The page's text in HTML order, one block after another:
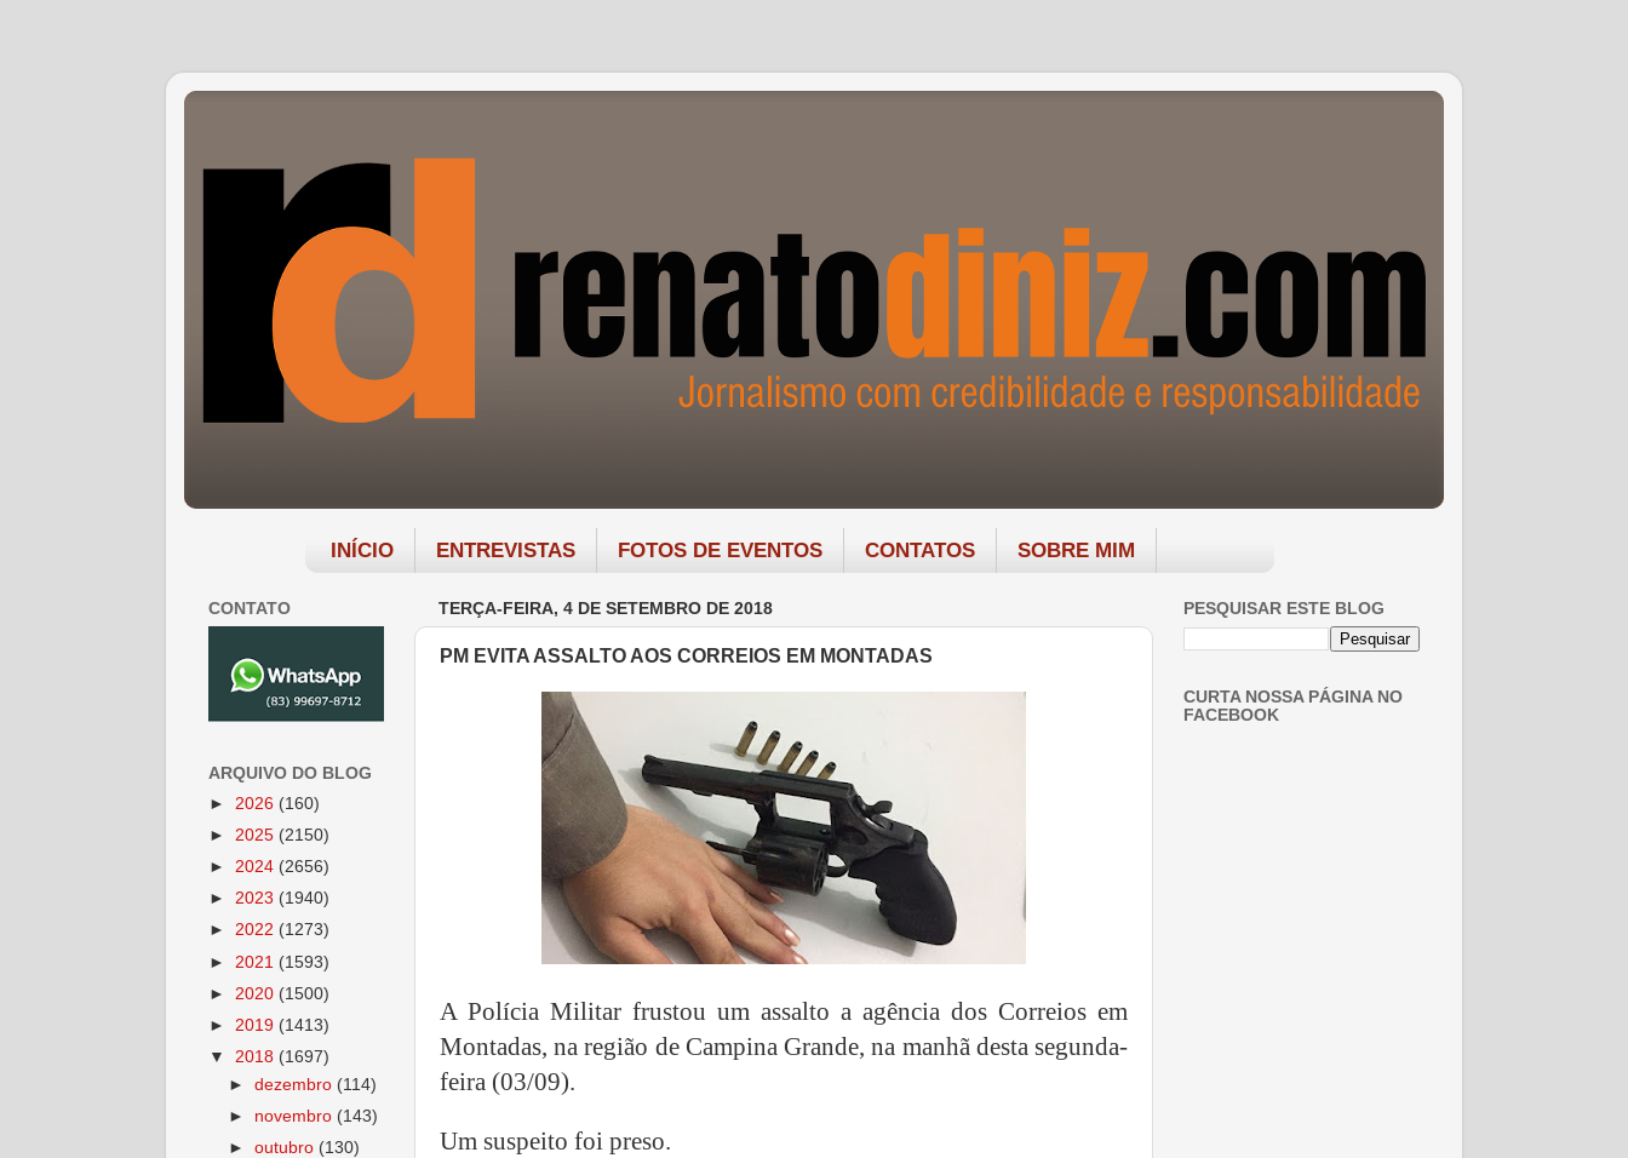
INÍCIO ENTREVISTAS FOTOS DE EVENTOS CONTATOS SOBRE MIM
TERÇA-FEIRA, 4 DE SETEMBRO DE 2018
PM EVITA ASSALTO AOS CORREIOS EM MONTADAS
A Polícia Militar frustou um assalto a agência dos Correios em
Montadas, na região de Campina Grande, na manhã desta segunda-
feira (03/09).
Um suspeito foi preso.
CONTATO
ARQUIVO DO BLOG
► 2026 (160)
► 2025 (2150)
► 2024 (2656)
► 2023 (1940)
► 2022 (1273)
► 2021 (1593)
► 2020 (1500)
► 2019 (1413)
▼ 2018 (1697)
►dezembro (114)
► novembro (143)
►outubro (130)
PESQUISAR ESTE BLOG
CURTA NOSSA PÁGINA NO
FACEBOOK